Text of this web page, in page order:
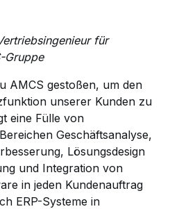
für
Gruppe
AMCS gestoßen, um den
unserer Kunden zu
eine Fülle von
Geschäftsanalyse,
Lösungsdesign
und Integration von
in jeden Kundenauftrag
ERP-Systeme in